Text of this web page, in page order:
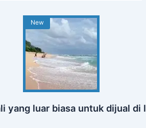
New
yang luar biasa untuk dijual di